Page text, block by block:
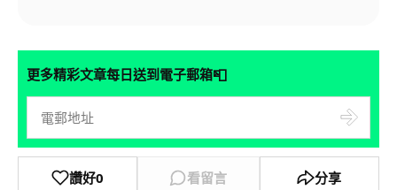
更多精彩文章每日送到電子郵箱📮
讚好0 看留言 分享